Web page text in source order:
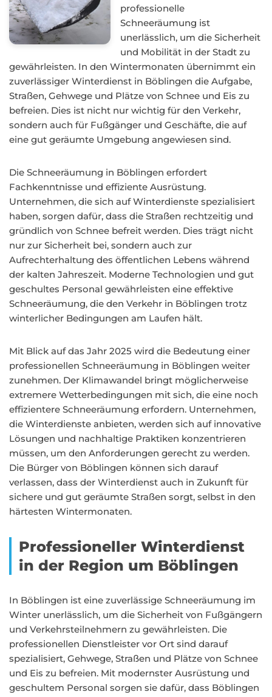
professionelle
Schneeräumung ist
unerlässlich, um die Sicherheit
und Mobilität in der Stadt zu
gewährleisten. In den Wintermonaten übernimmt ein
zuverlässiger Winterdienst in Böblingen die Aufgabe,
Straßen, Gehwege und Plätze von Schnee und Eis zu
befreien. Dies ist nicht nur wichtig für den Verkehr,
sondern auch für Fußgänger und Geschäfte, die auf
eine gut geräumte Umgebung angewiesen sind.
Die Schneeräumung in Böblingen erfordert
Fachkenntnisse und effiziente Ausrüstung.
Unternehmen, die sich auf Winterdienste spezialisiert
haben, sorgen dafür, dass die Straßen rechtzeitig und
gründlich von Schnee befreit werden. Dies trägt nicht
nur zur Sicherheit bei, sondern auch zur
Aufrechterhaltung des öffentlichen Lebens während
der kalten Jahreszeit. Moderne Technologien und gut
geschultes Personal gewährleisten eine effektive
Schneeräumung, die den Verkehr in Böblingen trotz
winterlicher Bedingungen am Laufen hält.
Mit Blick auf das Jahr 2025 wird die Bedeutung einer
professionellen Schneeräumung in Böblingen weiter
zunehmen. Der Klimawandel bringt möglicherweise
extremere Wetterbedingungen mit sich, die eine noch
effizientere Schneeräumung erfordern. Unternehmen,
die Winterdienste anbieten, werden sich auf innovative
Lösungen und nachhaltige Praktiken konzentrieren
müssen, um den Anforderungen gerecht zu werden.
Die Bürger von Böblingen können sich darauf
verlassen, dass der Winterdienst auch in Zukunft für
sichere und gut geräumte Straßen sorgt, selbst in den
härtesten Wintermonaten.
Professioneller Winterdienst
in der Region um Böblingen
In Böblingen ist eine zuverlässige Schneeräumung im
Winter unerlässlich, um die Sicherheit von Fußgängern
und Verkehrsteilnehmern zu gewährleisten. Die
professionellen Dienstleister vor Ort sind darauf
spezialisiert, Gehwege, Straßen und Plätze von Schnee
und Eis zu befreien. Mit modernster Ausrüstung und
geschultem Personal sorgen sie dafür, dass Böblingen